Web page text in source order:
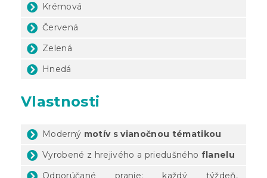
Krémová
Červená
Zelená
Hnedá
Vlastnosti
Moderný motív s vianočnou tématikou
Vyrobené z hrejivého a priedušného flanelu
Odporúčané pranie: každý týždeň,